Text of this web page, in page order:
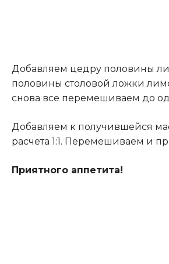
Добавляем цедру половины
половины столовой ложки
снова все перемешиваем до
Добавляем к получившейся
расчета 1:1. Перемешиваем и
Приятного аппетита!